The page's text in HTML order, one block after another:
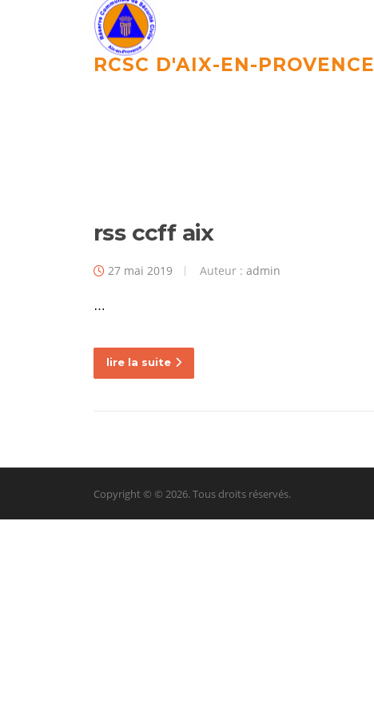
RCSC D'AIX-EN-PROVENCE
rss ccff aix
27 mai 2019 Auteur : admin
…
lire la suite
Copyright © © 2026. Tous droits réservés.